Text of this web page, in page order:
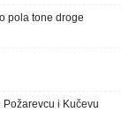
pola tone droge
i Kučevu